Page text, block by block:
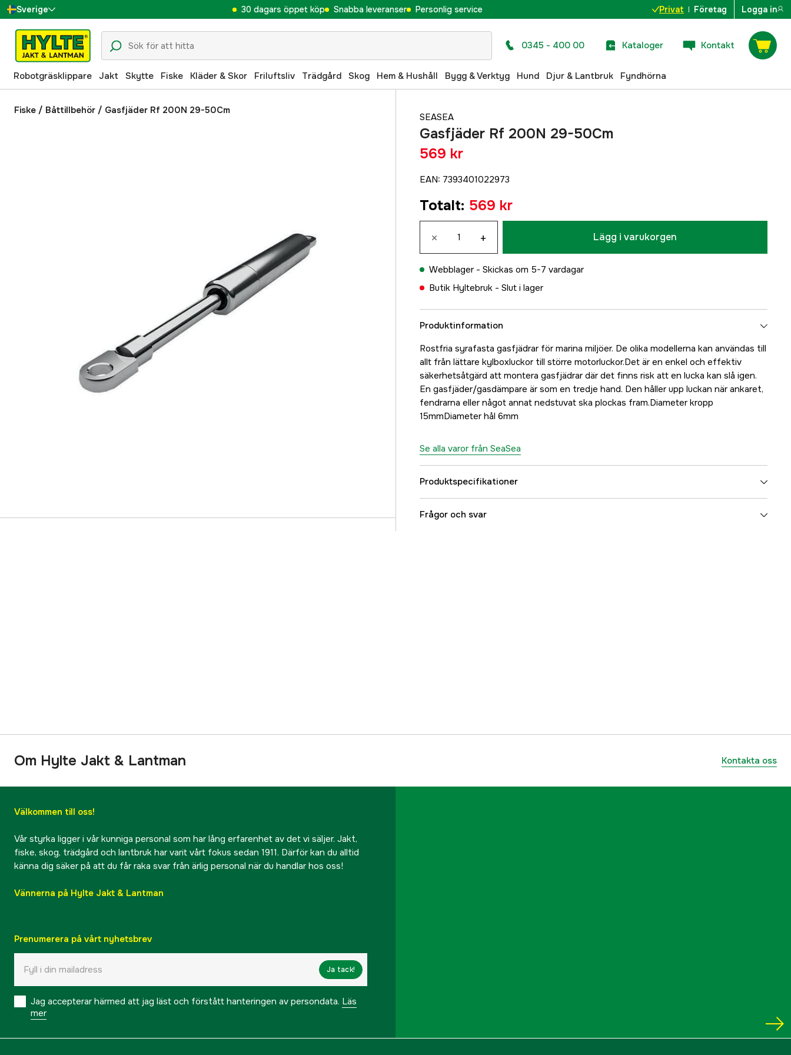
Sverige
Danmark
Suomi
Norge
Deutschland
30 dagars öppet köp Snabba leveranser Personlig service Privat Företag Logga in
0345 - 400 00 Kataloger Kontakt
Robotgräsklippare Jakt Skytte Fiske Kläder & Skor Friluftsliv Trädgård Skog Hem & Hushåll Bygg & Verktyg Hund Djur & Lantbruk Fyndhörna
Fiske / Båttillbehör / Gasfjäder Rf 200N 29-50Cm
SEASEA
Gasfjäder Rf 200N 29-50Cm
569 kr
EAN: 7393401022973
Totalt: 569 kr
× + Lägg i varukorgen
Webblager - Skickas om 5-7 vardagar
Butik Hyltebruk - Slut i lager
Produktinformation
Rostfria syrafasta gasfjädrar för marina miljöer. De olika modellerna kan användas till
allt från lättare kylboxluckor till större motorluckor.Det är en enkel och effektiv
säkerhetsåtgärd att montera gasfjädrar där det finns risk att en lucka kan slå igen.
En gasfjäder/gasdämpare är som en tredje hand. Den håller upp luckan när ankaret,
fendrarna eller något annat nedstuvat ska plockas fram.Diameter kropp
15mmDiameter hål 6mm
Se alla varor från SeaSea
Produktspecifikationer
Referensnummer
Frågor och svar
Om Hylte Jakt & Lantman Kontakta oss
Välkommen till oss!
Vår styrka ligger i vår kunniga personal som har lång erfarenhet av det vi säljer. Jakt,
fiske, skog, trädgård och lantbruk har varit vårt fokus sedan 1911. Därför kan du alltid
känna dig säker på att du får raka svar från ärlig personal när du handlar hos oss!
Vännerna på Hylte Jakt & Lantman
Prenumerera på vårt nyhetsbrev
Ja tack!
Jag accepterar härmed att jag läst och förstått hanteringen av persondata. Läs
mer